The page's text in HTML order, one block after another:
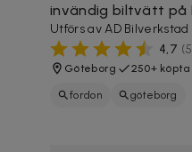
invändig biltvätt på
Utförs av AD
4,7 (5
Göteborg 250+ köpta
fordon göteborg